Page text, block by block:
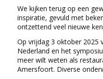
We kijken terug op een
inspiratie, gevuld met
ontzettend veel nieuwe
Op vrijdag 3 oktober 2025
Nederland en het
meer wilt weten als
Amersfoort. Diverse